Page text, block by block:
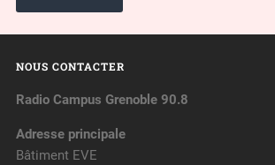
NOUS CONTACTER
Radio Campus Grenoble 90.8
Adresse principale
Bâtiment EVE